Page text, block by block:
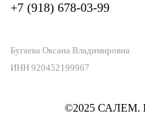
+7 (918) 678-03-99
Бугаева Оксана Владимировна
ИНН 920452199967
©2025 САЛЕМ.